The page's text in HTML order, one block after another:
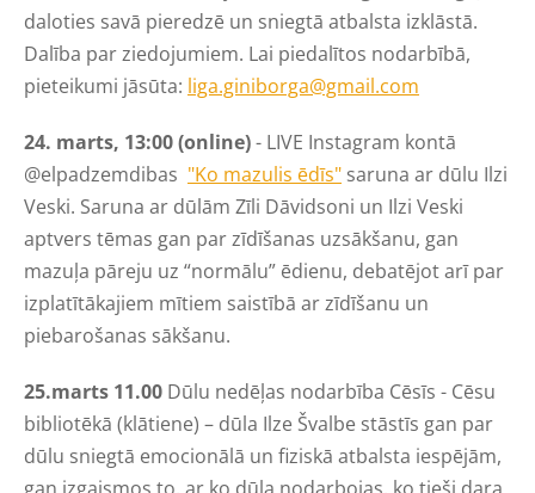
daloties savā pieredzē un sniegtā atbalsta izklāstā.
Dalība par ziedojumiem. Lai piedalītos nodarbībā,
pieteikumi jāsūta: liga.giniborga@gmail.com
24. marts, 13:00 (online)- LIVE Instagram kontā
@elpadzemdibas "Ko mazulis ēdīs" saruna ar dūlu Ilzi
Veski. Saruna ar dūlām Zīli Dāvidsoni un Ilzi Veski
aptvers tēmas gan par zīdīšanas uzsākšanu, gan
mazuļa pāreju uz “normālu” ēdienu, debatējot arī par
izplatītākajiem mītiem saistībā ar zīdīšanu un
piebarošanas sākšanu.
25.marts 11.00 Dūlu nedēļas nodarbība Cēsīs - Cēsu
bibliotēkā (klātiene) – dūla Ilze Švalbe stāstīs gan par
dūlu sniegtā emocionālā un fiziskā atbalsta iespējām,